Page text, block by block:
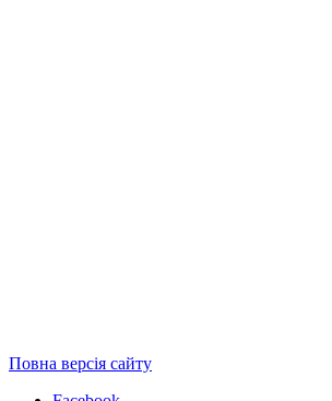
Повна версія сайту